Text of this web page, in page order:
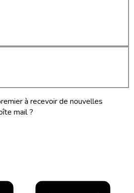
à recevoir de nouvelles
mail ?